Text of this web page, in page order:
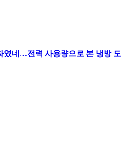
였네…전력 사용량으로 본 냉방 도